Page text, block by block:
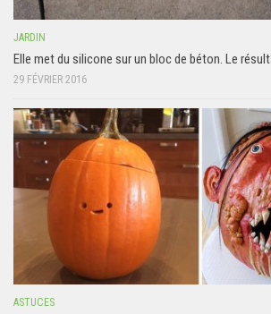
JARDIN
Elle met du silicone sur un bloc de béton. Le
29 FÉVRIER 2016
ASTUCES